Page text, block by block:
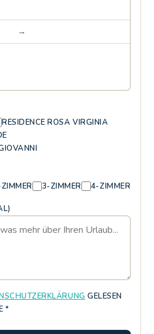
→
RESIDENCE ROSA VIRGINIA
3-ZIMMER 4-ZIMMER
GELESEN
*